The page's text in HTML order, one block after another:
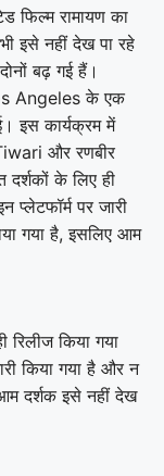
फिल्म रामायण का
इसे नहीं देख पा रहे
बढ़ गई हैं।
Angeles के एक
इस कार्यक्रम में
और रणबीर
के लिए ही
पर जारी
गया है, इसलिए आम
रिलीज किया गया
किया गया है और न
आम दर्शक इसे नहीं देख